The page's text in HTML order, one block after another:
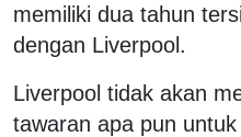
memiliki dua tahun
dengan Liverpool.
Liverpool tidak akan
tawaran apa pun